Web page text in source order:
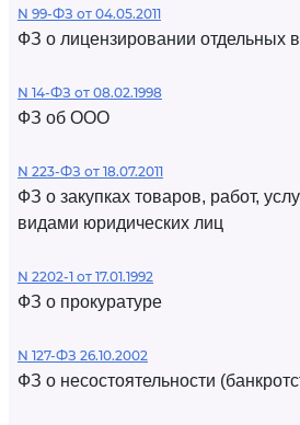
N 99-ФЗ от 04.05.2011
ФЗ о лицензировании отдельных
N 14-ФЗ от 08.02.1998
ФЗ об ООО
N 223-ФЗ от 18.07.2011
ФЗ о закупках товаров, работ,
видами юридических лиц
N 2202-1 от 17.01.1992
ФЗ о прокуратуре
N 127-ФЗ 26.10.2002
ФЗ о несостоятельности